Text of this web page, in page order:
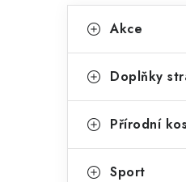
o
t
r
kategorie
a
e
o
Akce
Doplňky
Přírodní
Sport